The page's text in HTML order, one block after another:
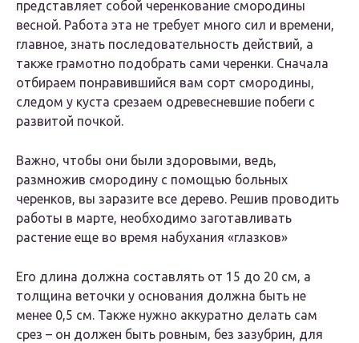
представляет собой черенкование смородины
весной. Работа эта не требует много сил и времени,
главное, знать последовательность действий, а
также грамотно подобрать сами черенки. Сначала
отбираем понравившийся вам сорт смородины,
следом у куста срезаем одревесневшие побеги с
развитой почкой.
Важно, чтобы они были здоровыми, ведь,
размножив смородину с помощью больных
черенков, вы заразите все дерево. Решив проводить
работы в марте, необходимо заготавливать
растение еще во время набухания «глазков»
Его длина должна составлять от 15 до 20 см, а
толщина веточки у основания должна быть не
менее 0,5 см. Также нужно аккуратно делать сам
срез – он должен быть ровным, без зазубрин, для